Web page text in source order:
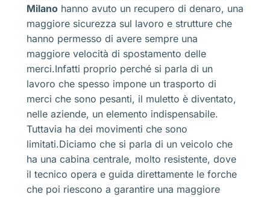
Milano hanno avuto un recupero di denaro, una
maggiore sicurezza sul lavoro e strutture che
hanno permesso di avere sempre una
maggiore velocità di spostamento delle
merci.Infatti proprio perché si parla di un
lavoro che spesso impone un trasporto di
merci che sono pesanti, il muletto è diventato,
nelle aziende, un elemento indispensabile.
Tuttavia ha dei movimenti che sono
limitati.Diciamo che si parla di un veicolo che
ha una cabina centrale, molto resistente, dove
il tecnico opera e guida direttamente le forche
che poi riescono a garantire una maggiore